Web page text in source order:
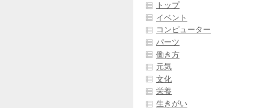
トップ
イベント
コンピューター
パーツ
働き方
元気
文化
栄養
生きがい